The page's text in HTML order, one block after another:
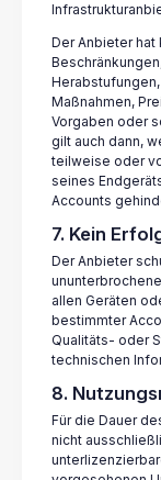
Der Anbieter hat
Maßnahmen,
Vorgaben oder
gilt auch dann,
teilweise oder
seines
Accounts
7. Kein
Der Anbieter
allen Geräten
bestimmter
Qualitäts- oder
technischen
8.
Für die Dauer
nicht